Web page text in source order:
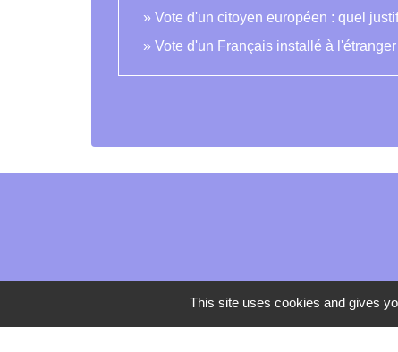
Vote d'un citoyen européen : quel
Vote d'un Français installé à l'étranger
This site uses cookies and gives